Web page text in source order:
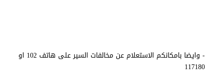
- وايضا بامكانكم الاستعلام عن مخالفات السير على هاتف 102 او
117180